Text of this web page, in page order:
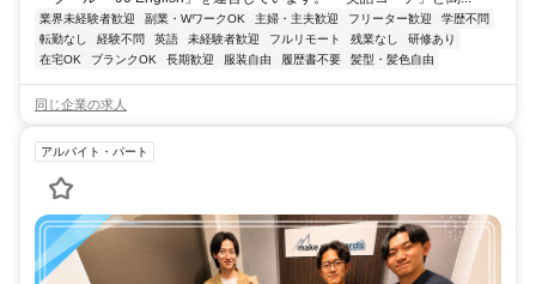
業界未経験者歓迎 副業・WワークOK 主婦・主夫歓迎 フリーター歓迎
学歴不問
転勤なし
経験不問 英語 未経験者歓迎 フルリモート 残業なし
研修あり
在宅OK
ブランクOK 長期歓迎 服装自由 履歴書不要 髪型・髪色自由
同じ企業の求人
アルバイト・パート